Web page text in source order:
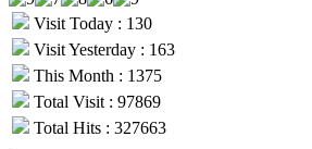
Visit Today : 130
Visit Yesterday : 163
This Month : 1375
Total Visit : 97869
Total Hits : 327663